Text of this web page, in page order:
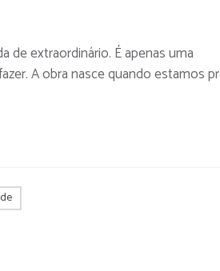
de extraordinário. É apenas uma
A obra nasce quando estamos